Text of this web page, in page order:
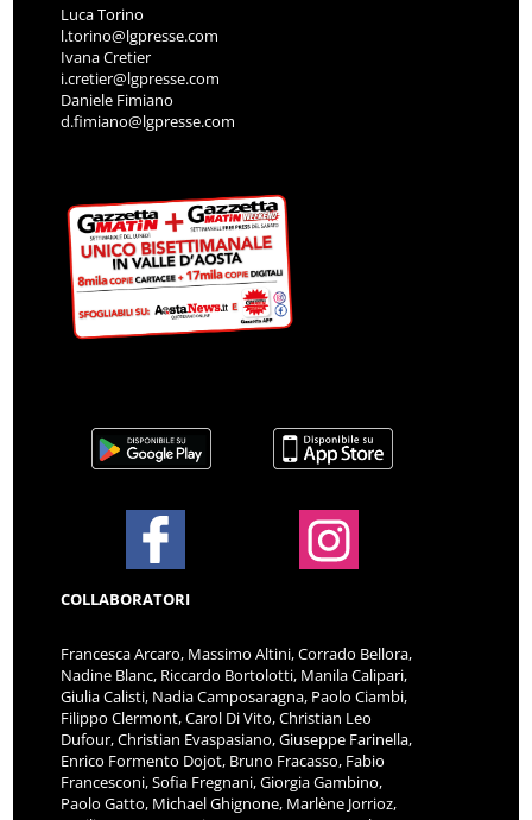
Luca Torino
l.torino@lgpresse.com
Ivana Cretier
i.cretier@lgpresse.com
Daniele Fimiano
d.fimiano@lgpresse.com
COLLABORATORI
Francesca Arcaro, Massimo Altini, Corrado Bellora,
Nadine Blanc, Riccardo Bortolotti, Manila Calipari,
Giulia Calisti, Nadia Camposaragna, Paolo Ciambi,
Filippo Clermont, Carol Di Vito, Christian Leo
Dufour, Christian Evaspasiano, Giuseppe Farinella,
Enrico Formento Dojot, Bruno Fracasso, Fabio
Francesconi, Sofia Fregnani, Giorgia Gambino,
Paolo Gatto, Michael Ghignone, Marlène Jorrioz,